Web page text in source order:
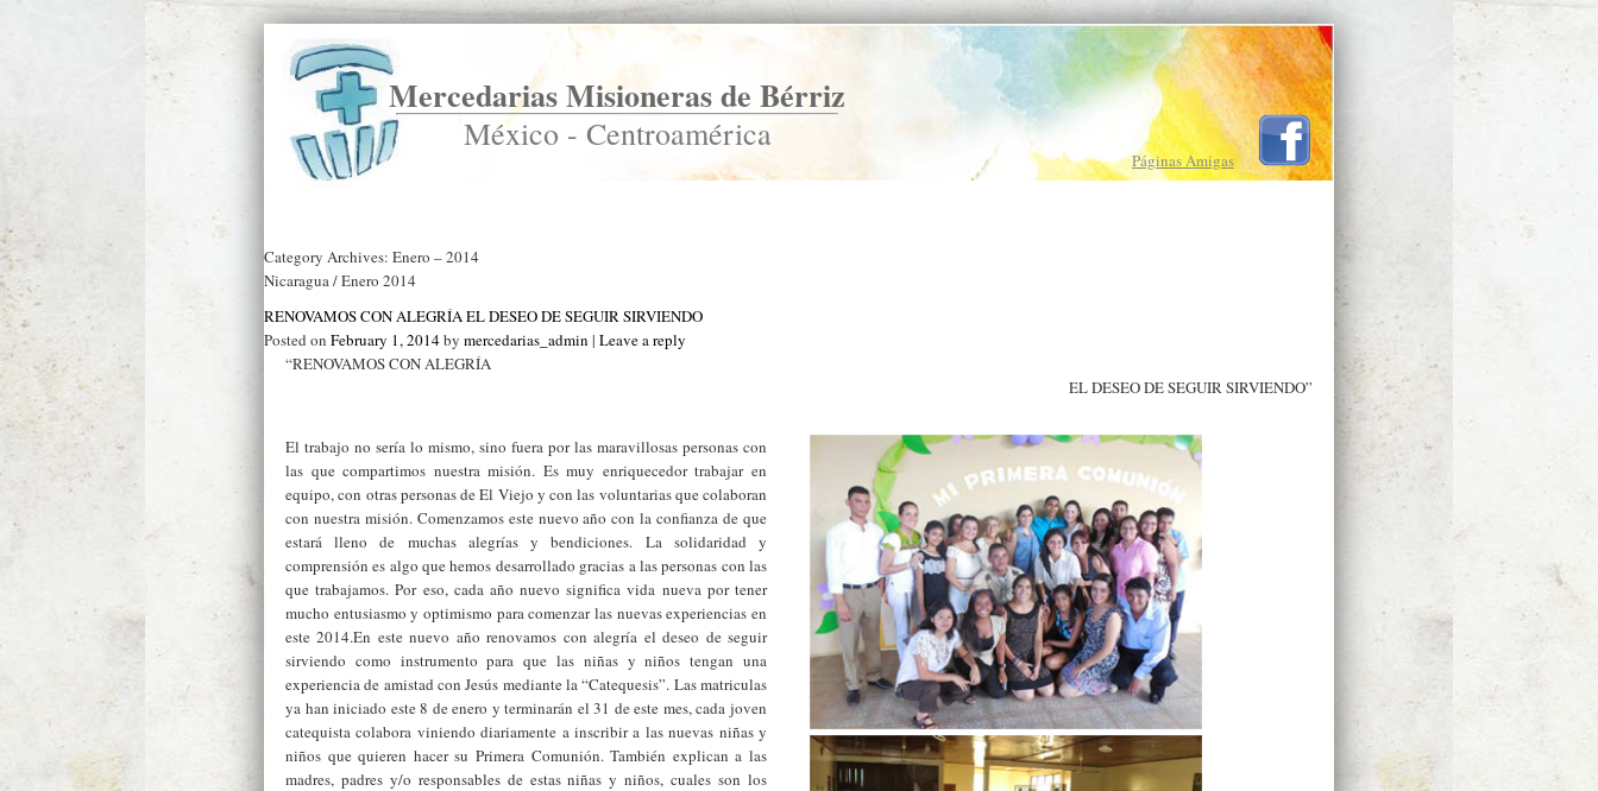
Mercedarias Misioneras de Bérriz
México - Centroamérica
Páginas Amigas
Category Archives: Enero – 2014
Nicaragua / Enero 2014
RENOVAMOS CON ALEGRÍA EL DESEO DE SEGUIR SIRVIENDO
Posted on February 1, 2014by mercedarias_admin | Leave a reply
“RENOVAMOS CON ALEGRÍA
EL DESEO DE SEGUIR SIRVIENDO”
El trabajo no sería lo mismo, sino fuera por las maravillosas personas con
las que compartimos nuestra misión. Es muy enriquecedor trabajar en
equipo, con otras personas de El Viejo y con las voluntarias que colaboran
con nuestra misión. Comenzamos este nuevo año con la confianza de que
estará lleno de muchas alegrías y bendiciones. La solidaridad y
comprensión es algo que hemos desarrollado gracias a las personas con las
que trabajamos. Por eso, cada año nuevo significa vida nueva por tener
mucho entusiasmo y optimismo para comenzar las nuevas experiencias en
este 2014.En este nuevo año renovamos con alegría el deseo de seguir
sirviendo como instrumento para que las niñas y niños tengan una
experiencia de amistad con Jesús mediante la “Catequesis”. Las matriculas
ya han iniciado este 8 de enero y terminarán el 31 de este mes, cada joven
catequista colabora viniendo diariamente a inscribir a las nuevas niñas y
niños que quieren hacer su Primera Comunión. También explican a las
madres, padres y/o responsables de estas niñas y niños, cuales son los